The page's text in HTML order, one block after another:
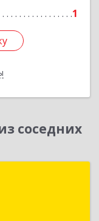
1
соседних
Первомайская